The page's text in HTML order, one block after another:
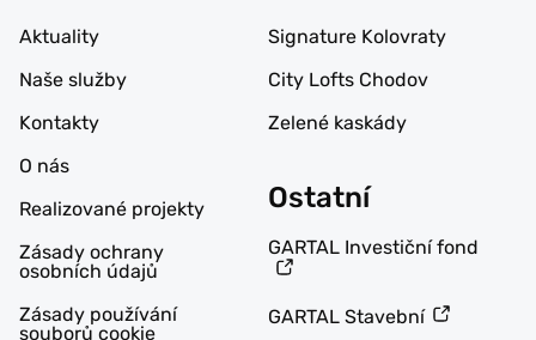
Aktuality
Naše služby
Kontakty
O nás
Realizované projekty
Zásady ochrany
osobních údajů
Zásady používání
souborů cookie
Signature Kolovraty
City Lofts Chodov
Zelené kaskády
Ostatní
GARTAL Investiční fond
GARTAL Stavební